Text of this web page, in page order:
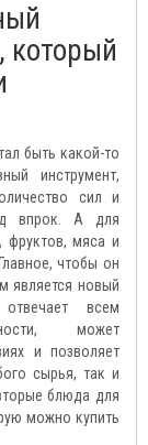
который
быть какой-то
инструмент,
сил и
впрок. А для
фруктов, мяса и
чтобы он
является новый
всем
может
и позволяет
сырья, так и
блюда для
можно купить